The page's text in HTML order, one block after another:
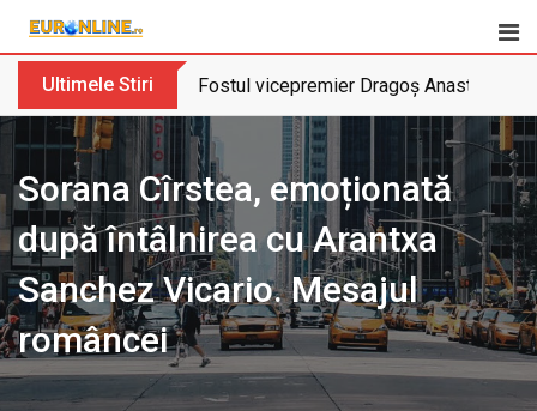
Ultimele Stiri Fostul vicepremier Dragoș Anastasiu
Sorana Cîrstea, emoționată
după întâlnirea cu Arantxa
Sanchez Vicario. Mesajul
româncei